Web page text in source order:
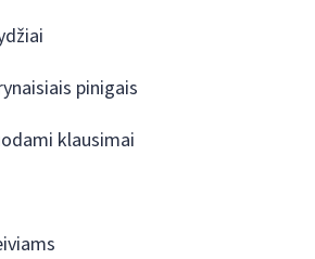
pinigais
klausimai